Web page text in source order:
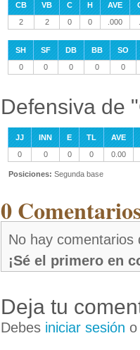
CB VB C H AVE
2
2 0 0 .000
SH SF DB BB
SO
0
0 0 0 0
Defensiva de
JJ INN E TL
AVE
0
0 0 0 0.00
Posiciones: Segunda base
0
No hay comentarios
¡Sé el primero en
Deja tu
Debes iniciar sesión